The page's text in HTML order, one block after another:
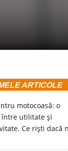
ARTICOLE
motocoasă: o
între utilitate și
Ce riști dacă